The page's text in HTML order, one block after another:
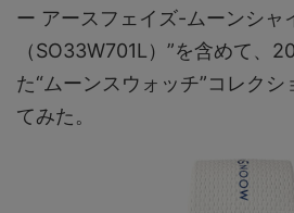
ー アースフェイズ-ムーンシャ
（SO33W701L）”を含めて、
た“ムーンスウォッチ”コレク
てみた。